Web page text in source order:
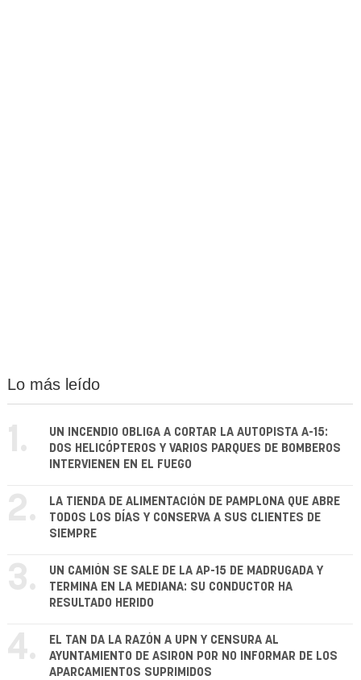
Lo más leído
1.
UN INCENDIO OBLIGA A CORTAR LA AUTOPISTA A-15:
DOS HELICÓPTEROS Y VARIOS PARQUES DE BOMBEROS
INTERVIENEN EN EL FUEGO
2.
LA TIENDA DE ALIMENTACIÓN DE PAMPLONA QUE ABRE
TODOS LOS DÍAS Y CONSERVA A SUS CLIENTES DE
SIEMPRE
3.
UN CAMIÓN SE SALE DE LA AP-15 DE MADRUGADA Y
TERMINA EN LA MEDIANA: SU CONDUCTOR HA
RESULTADO HERIDO
4.
EL TAN DA LA RAZÓN A UPN Y CENSURA AL
AYUNTAMIENTO DE ASIRON POR NO INFORMAR DE LOS
APARCAMIENTOS SUPRIMIDOS